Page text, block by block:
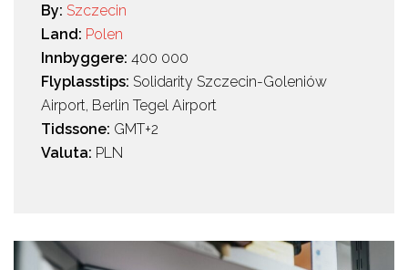
By: Szczecin
Land: Polen
Innbyggere: 400 000
Flyplasstips: Solidarity Szczecin-Goleniów
Airport, Berlin Tegel Airport
Tidssone: GMT+2
Valuta: PLN